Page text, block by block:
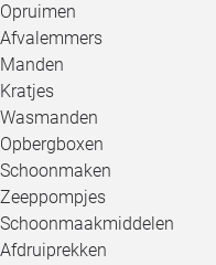
Opruimen
Afvalemmers
Manden
Kratjes
Wasmanden
Opbergboxen
Schoonmaken
Zeeppompjes
Schoonmaakmiddelen
Afdruiprekken